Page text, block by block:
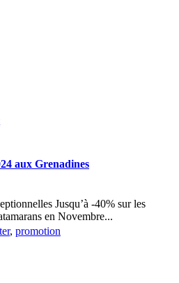
aux Grenadines
Jusqu’à -40% sur les
en Novembre...
, promotion